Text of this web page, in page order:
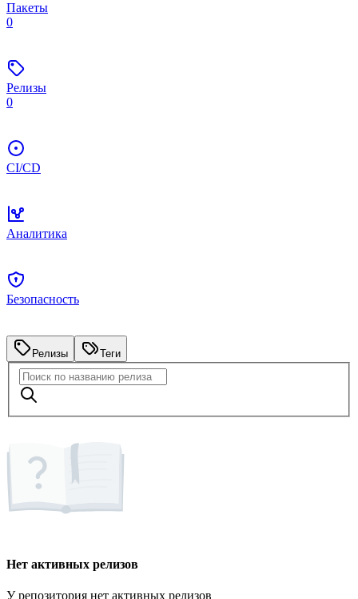
Пакеты
0
Релизы
0
CI/CD
Аналитика
Безопасность
Релизы Теги
Нет активных релизов
У репозитория нет активных релизов